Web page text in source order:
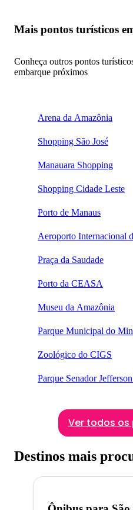
Mais pontos turísticos
Conheça outros pontos
embarque próximos
Arena da Amazônia
Shopping São José
Manauara Shopping
Shopping Cidade Leste
Porto de Manaus
Aeroporto Internacional
Praça da Saudade
Porto da CEASA
Museu da Amazônia
Parque Municipal do
Zoológico do CIGS
Parque Senador
Ver todos
Destinos mais